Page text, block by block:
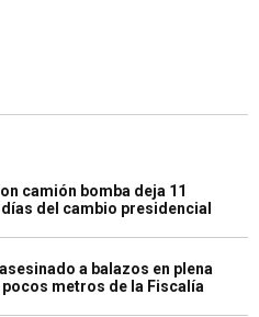
camión bomba deja 11
del cambio presidencial
a balazos en plena
metros de la Fiscalía